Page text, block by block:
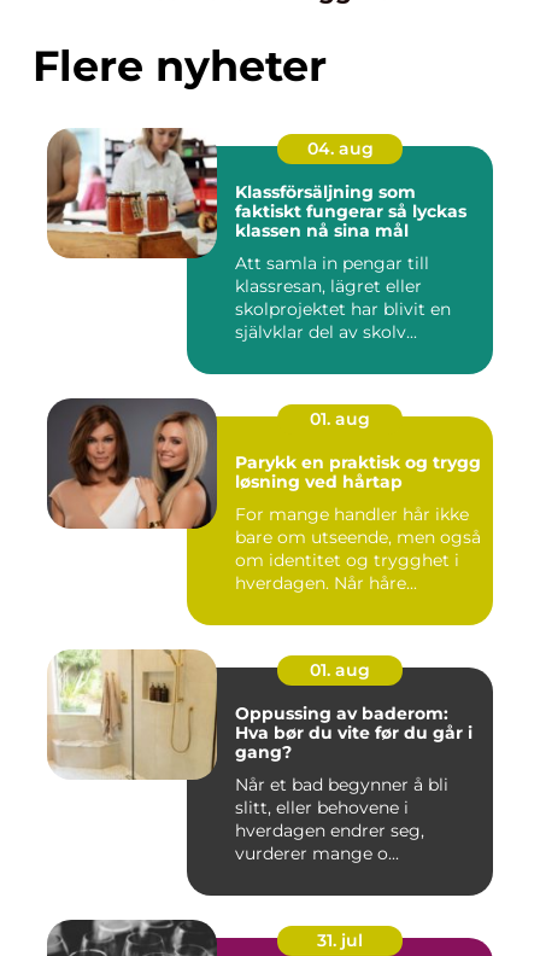
Flere nyheter
04. aug
Klassförsäljning som
faktiskt fungerar så lyckas
klassen nå sina mål
Att samla in pengar till
klassresan, lägret eller
skolprojektet har blivit en
självklar del av skolv...
01. aug
Parykk en praktisk og trygg
løsning ved hårtap
For mange handler hår ikke
bare om utseende, men også
om identitet og trygghet i
hverdagen. Når håre...
01. aug
Oppussing av baderom:
Hva bør du vite før du går i
gang?
Når et bad begynner å bli
slitt, eller behovene i
hverdagen endrer seg,
vurderer mange o...
31. jul